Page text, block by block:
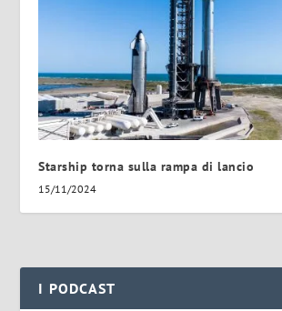
Starship torna sulla rampa di lancio
15/11/2024
I PODCAST